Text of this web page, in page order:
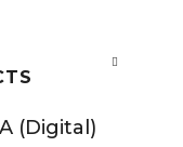
(Digital)